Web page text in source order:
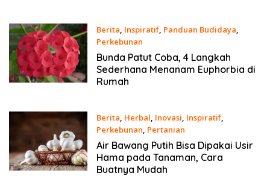
Berita, Inspiratif, Panduan Budidaya,
Perkebunan
24 Oktober 2023
Bunda Patut Coba, 4 Langkah
Sederhana Menanam Euphorbia di
Rumah
Berita, Herbal, Inovasi, Inspiratif,
Perkebunan, Pertanian
25 April 2023
Air Bawang Putih Bisa Dipakai Usir
Hama pada Tanaman, Cara
Buatnya Mudah